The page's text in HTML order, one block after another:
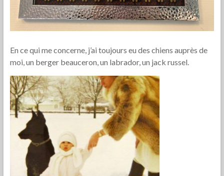
En ce qui me concerne, j’ai toujours eu des chiens auprès de
moi, un berger beauceron, un labrador, un jack russel.